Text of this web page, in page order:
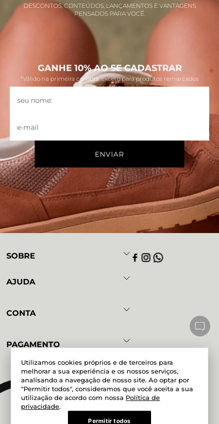
Utilizamos cookies próprios e de terceiros para
melhorar a sua experiência e os nossos serviços,
analisando a navegação de nosso site. Ao optar por
"Permitir todos", consideramos que você aceita a sua
utilização de acordo com nossa Política de
privacidade.
Permitir todos
DESCONTOS, CONTEÚDOS, LANÇAMENTOS E VANTAGENS
PENSADOS PARA VOCÊ.
GANHE 10% AO SE CADASTRAR
*Válido na primeira compra, exceto para produtos remarcados
SOBRE
AJUDA
CONTA
PAGAMENTO
Powered by Developed by